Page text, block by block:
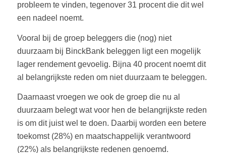
probleem te vinden, tegenover 31 procent die dit wel
een nadeel noemt.
Vooral bij de groep beleggers die (nog) niet
duurzaam bij BinckBank beleggen ligt een mogelijk
lager rendement gevoelig. Bijna 40 procent noemt dit
al belangrijkste reden om niet duurzaam te beleggen.
Daarnaast vroegen we ook de groep die nu al
duurzaam belegt wat voor hen de belangrijkste reden
is om dit juist wel te doen. Daarbij worden een betere
toekomst (28%) en maatschappelijk verantwoord
(22%) als belangrijkste redenen genoemd.